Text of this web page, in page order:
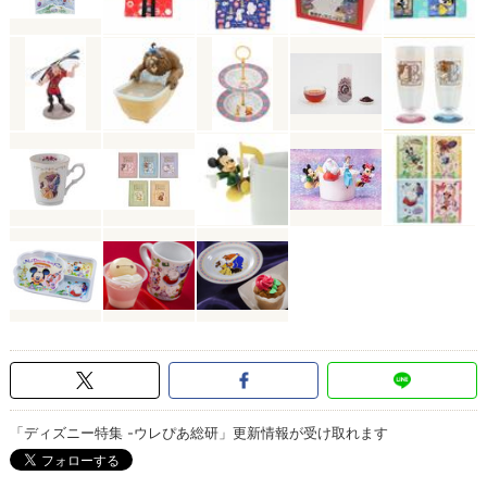
「ディズニー特集 -ウレぴあ総研」更新情報が受け取れます